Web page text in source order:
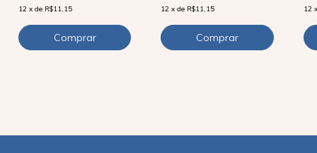
12 x de R$11,15 12 xde R$11,15 12